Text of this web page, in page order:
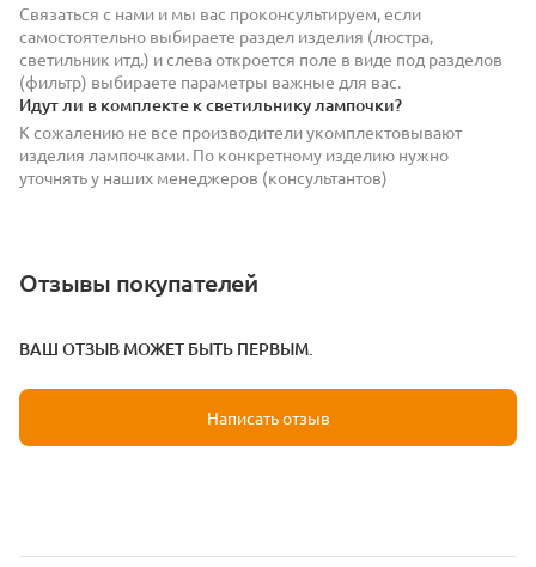
Связаться с нами и мы вас проконсультируем, если
самостоятельно выбираете раздел изделия (люстра,
светильник итд.) и слева откроется поле в виде под разделов
(фильтр) выбираете параметры важные для вас.
Идут ли в комплекте к светильнику лампочки?
К сожалению не все производители укомплектовывают
изделия лампочками. По конкретному изделию нужно
уточнять у наших менеджеров (консультантов)
Отзывы покупателей
ВАШ ОТЗЫВ МОЖЕТ БЫТЬ ПЕРВЫМ.
Написать отзыв